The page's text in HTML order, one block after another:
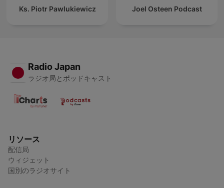
Ks. Piotr Pawlukiewicz Joel Osteen Podcast
Radio Japan
ラジオ局とポッドキャスト
リソース
配信局
ウィジェット
国別のラジオサイト